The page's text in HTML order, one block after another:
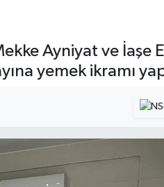
Ayniyat ve İaşe
yemek ikramı